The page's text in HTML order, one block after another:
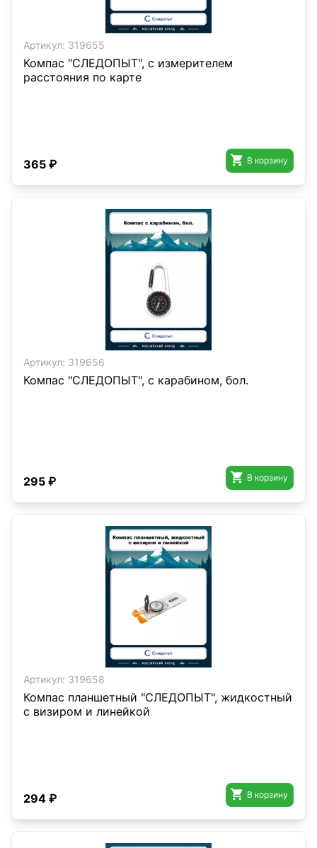
Артикул: 319655
Компас "СЛЕДОПЫТ", с измерителем
расстояния по карте
365 ₽  В корзину
Артикул: 319656
Компас "СЛЕДОПЫТ", с карабином, бол.
295 ₽  В корзину
Артикул: 319658
Компас планшетный "СЛЕДОПЫТ", жидкостный
с визиром и линейкой
294 ₽  В корзину